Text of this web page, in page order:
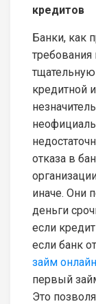
кредитов
Банки, как
кредитной
отказа в
иначе. Они
деньги
если
если банк
займ онлайн
первый
Это